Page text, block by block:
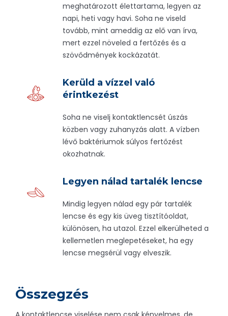
meghatározott élettartama, legyen az
napi, heti vagy havi. Soha ne viseld
tovább, mint ameddig az elő van írva,
mert ezzel növeled a fertőzés és a
szövődmények kockázatát.
Kerüld a vízzel való
érintkezést
Soha ne viselj kontaktlencsét úszás
közben vagy zuhanyzás alatt. A vízben
lévő baktériumok súlyos fertőzést
okozhatnak.
Legyen nálad tartalék lencse
Mindig legyen nálad egy pár tartalék
lencse és egy kis üveg tisztítóoldat,
különösen, ha utazol. Ezzel elkerülheted a
kellemetlen meglepetéseket, ha egy
lencse megsérül vagy elveszik.
Összegzés